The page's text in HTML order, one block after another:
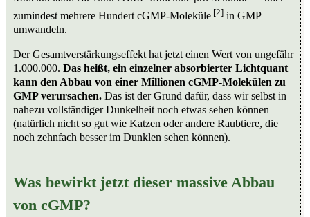
zumindest mehrere Hundert cGMP-Moleküle [2] in GMP
umwandeln.
Der Gesamtverstärkungseffekt hat jetzt einen Wert von ungefähr
1.000.000. Das heißt, ein einzelner absorbierter Lichtquant
kann den Abbau von einer Millionen cGMP-Molekülen zu
GMP verursachen. Das ist der Grund dafür, dass wir selbst in
nahezu vollständiger Dunkelheit noch etwas sehen können
(natürlich nicht so gut wie Katzen oder andere Raubtiere, die
noch zehnfach besser im Dunklen sehen können).
Was bewirkt jetzt dieser massive Abbau
von cGMP?